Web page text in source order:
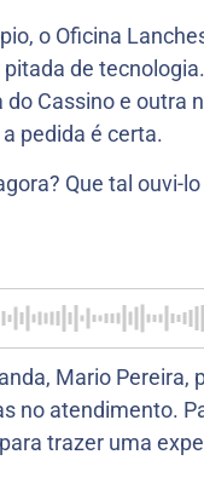
o Oficina
de
Cassino e outra
pedida é certa.
Que tal ouvi-
Mario Pereira,
no atendimento.
para trazer uma